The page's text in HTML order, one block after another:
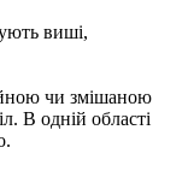
виші,
чи змішаною
В одній області